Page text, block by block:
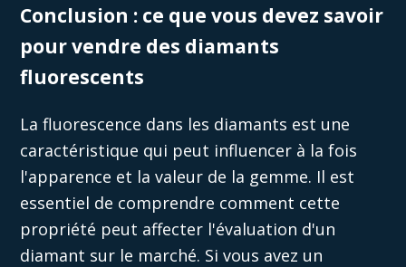
Conclusion : ce que vous devez savoir
pour vendre des diamants
fluorescents
La fluorescence dans les diamants est une
caractéristique qui peut influencer à la fois
l'apparence et la valeur de la gemme. Il est
essentiel de comprendre comment cette
propriété peut affecter l'évaluation d'un
diamant sur le marché. Si vous avez un